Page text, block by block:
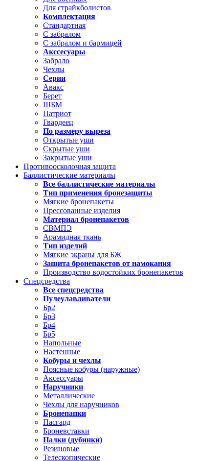
Для страйкболистов
Комплектация
Стандартная
С забралом
С забралом и бармицей
Акссесуары
Забрало
Чехлы
Серии
Авакс
Берет
ШБМ
Патриот
Гвардеец
По размеру выреза
Открытые уши
Скрытые уши
Закрытые уши
Противоосколочная защита
Баллистические материалы
Все баллистические материалы
Тип применения бронезащиты
Мягкие бронепакеты
Прессованные изделия
Материал бронепакетов
СВМПЭ
Арамидная ткань
Тип изделий
Мягкие экраны для БЖ
Защита бронепакетов от намокания
Производство водостойких бронепакетов
Спецсредства
Все спецсредства
Пулеулавливатели
Бр2
Бр3
Бр4
Бр5
Напольные
Настенные
Кобуры и чехлы
Поясные кобуры (наружные)
Аксессуары
Наручники
Металлические
Чехлы для наручников
Бронепапки
Пасгард
Броневставки
Палки (дубинки)
Резиновые
Телескопические